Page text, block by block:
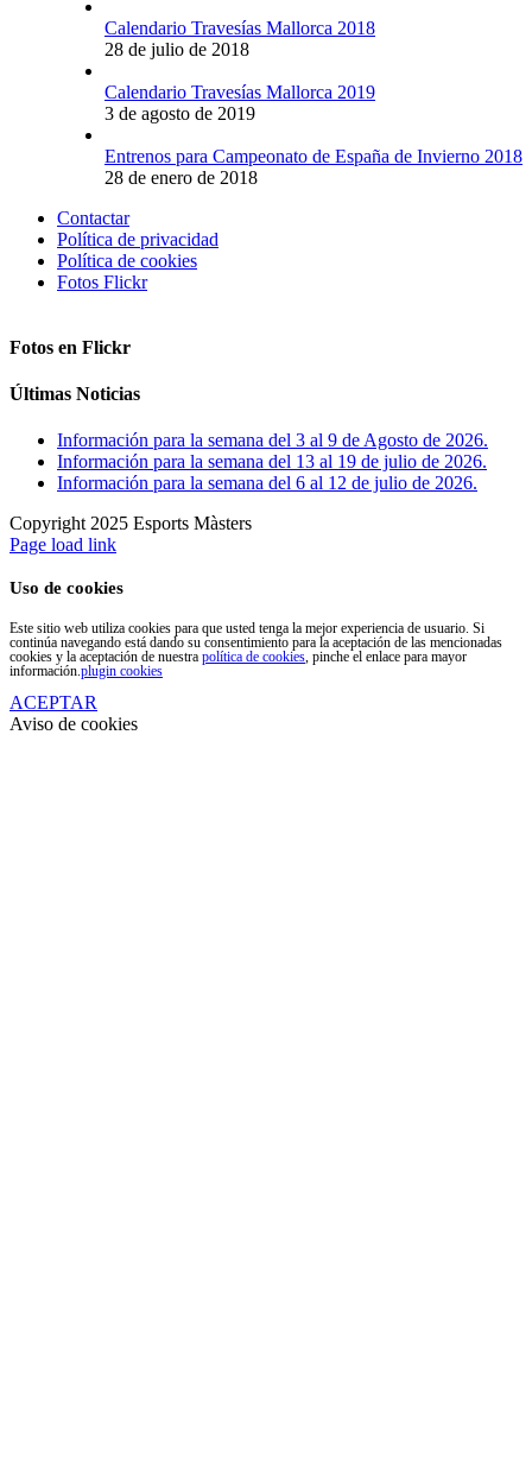
Calendario Travesías Mallorca 2018
28 de julio de 2018
Calendario Travesías Mallorca 2019
3 de agosto de 2019
Entrenos para Campeonato de España de Invierno 2018
28 de enero de 2018
Contactar
Política de privacidad
Política de cookies
Fotos Flickr
Fotos en Flickr
Últimas Noticias
Información para la semana del 3 al 9 de Agosto de 2026.
Información para la semana del 13 al 19 de julio de 2026.
Información para la semana del 6 al 12 de julio de 2026.
Copyright 2025 Esports Màsters
Facebook
Page load link
Uso de cookies
Este sitio web utiliza cookies para que usted tenga la mejor experiencia de usuario. Si
continúa navegando está dando su consentimiento para la aceptación de las mencionadas
cookies y la aceptación de nuestra política de cookies, pinche el enlace para mayor
información.plugin cookies
ACEPTAR
Aviso de cookies